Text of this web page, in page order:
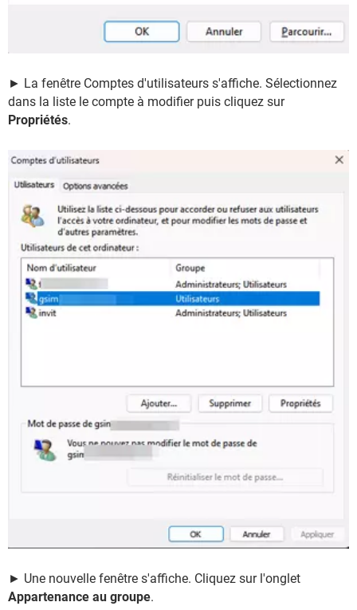
► La fenêtre Comptes d'utilisateurs s'affiche. Sélectionnez
dans la liste le compte à modifier puis cliquez sur
Propriétés.
► Une nouvelle fenêtre s'affiche. Cliquez sur l'onglet
Appartenance au groupe.